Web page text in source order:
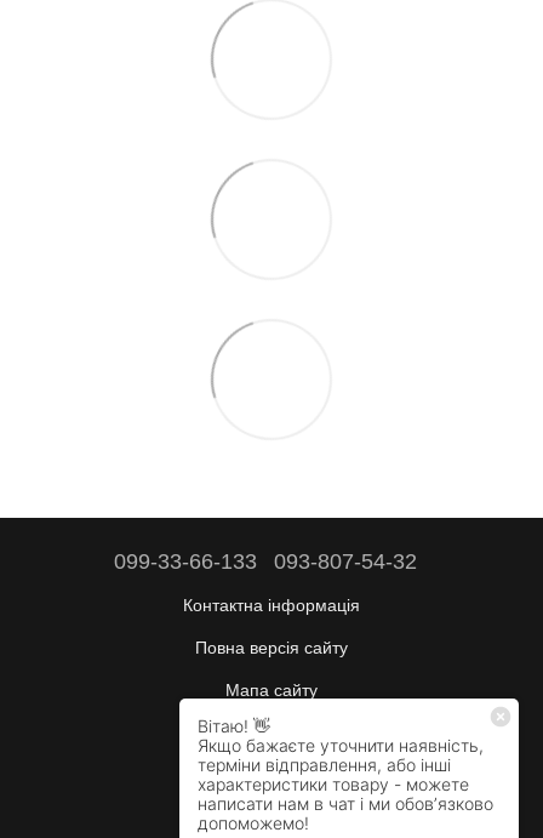
099-33-66-133 093-807-54-32
Контактна інформація
Повна версія сайту
Мапа сайту
Будні: 10:00–17:00
Сб:вихідний
Нд:вихідний